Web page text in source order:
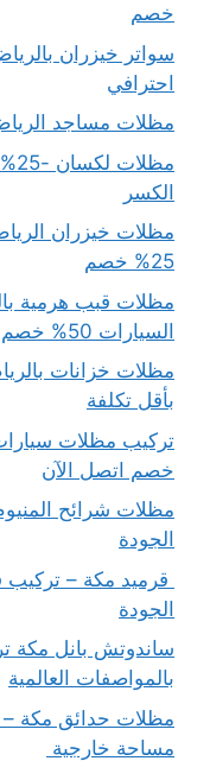
خصم
سواتر خيزران
احترافي
مظلات مساجد
الكسر
مظلات خيزران
25% خصم
مظلات قبب هرمية
السيارات 50% خصم
مظلات خزانات
بأقل تكلفة
خصم اتصل الآن
الجودة
قرميد مكة –
الجودة
ساندوتش بانل مكة
بالمواصفات العالمية
مظلات حدائق مكة –
مساحة خارجية